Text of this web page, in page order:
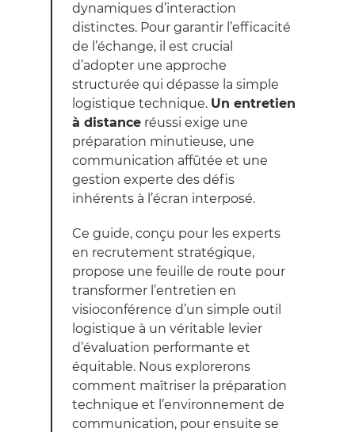
dynamiques d’interaction
distinctes. Pour garantir l’efficacité
de l’échange, il est crucial
d’adopter une approche
structurée qui dépasse la simple
logistique technique. Un entretien
à distance réussi exige une
préparation minutieuse, une
communication affûtée et une
gestion experte des défis
inhérents à l’écran interposé.
Ce guide, conçu pour les experts
en recrutement stratégique,
propose une feuille de route pour
transformer l’entretien en
visioconférence d’un simple outil
logistique à un véritable levier
d’évaluation performante et
équitable. Nous explorerons
comment maîtriser la préparation
technique et l’environnement de
communication, pour ensuite se